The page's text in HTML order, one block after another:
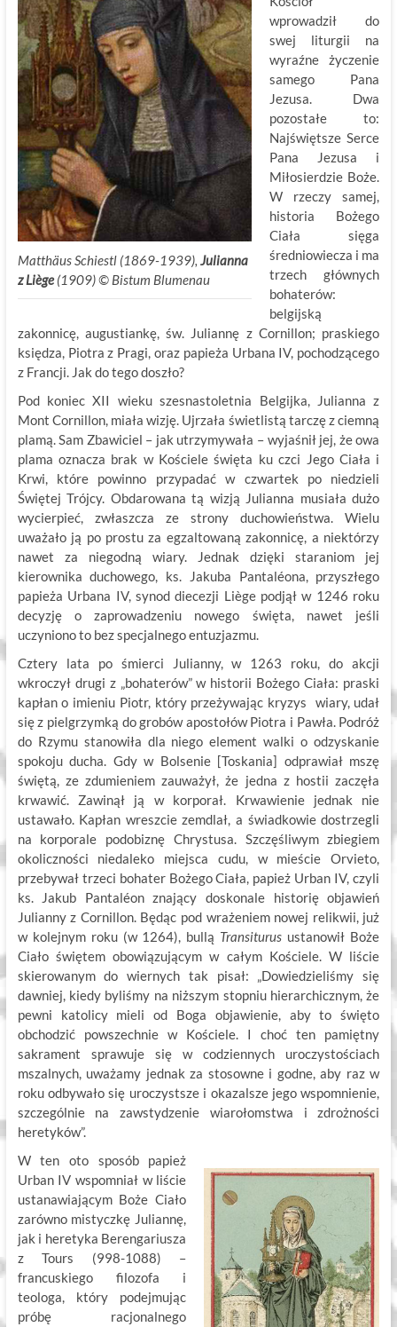
Matthäus Schiestl (1869-1939), Julianna
z Liège(1909) ©. Bistum Blumenau
wprowadził do
swej liturgii na
wyraźne życzenie
samego Pana
Jezusa. Dwa
pozostałe to:
Najświętsze Serce
Pana Jezusa i
Miłosierdzie Boże.
W rzeczy samej,
historia Bożego
Ciała sięga
średniowiecza i ma
trzech głównych
bohaterów:
belgijską
zakonnicę, augustiankę, św. Juliannę z Cornillon; praskiego
księdza, Piotra z Pragi, oraz papieża Urbana IV, pochodzącego
z Francji. Jak do tego doszło?
Pod koniec XII wieku szesnastoletnia Belgijka, Julianna z
Mont Cornillon, miała wizję. Ujrzała świetlistą tarczę z ciemną
plamą. Sam Zbawiciel – jak utrzymywała – wyjaśnił jej, że owa
plama oznacza brak w Kościele święta ku czci Jego Ciała i
Krwi, które powinno przypadać w czwartek po niedzieli
Świętej Trójcy. Obdarowana tą wizją Julianna musiała dużo
wycierpieć, zwłaszcza ze strony duchowieństwa. Wielu
uważało ją po prostu za egzaltowaną zakonnicę, a niektórzy
nawet za niegodną wiary. Jednak dzięki staraniom jej
kierownika duchowego, ks. Jakuba Pantaléona, przyszłego
papieża Urbana IV, synod diecezji Liège podjął w 1246 roku
decyzję o zaprowadzeniu nowego święta, nawet jeśli
uczyniono to bez specjalnego entuzjazmu.
Cztery lata po śmierci Julianny, w 1263 roku, do akcji
wkroczył drugi z „bohaterów” w historii Bożego Ciała: praski
kapłan o imieniu Piotr, który przeżywając kryzys wiary, udał
się z pielgrzymką do grobów apostołów Piotra i Pawła. Podróż
do Rzymu stanowiła dla niego element walki o odzyskanie
spokoju ducha. Gdy w Bolsenie [Toskania] odprawiał mszę
świętą, ze zdumieniem zauważył, że jedna z hostii zaczęła
krwawić. Zawinął ją w korporał. Krwawienie jednak nie
ustawało. Kapłan wreszcie zemdlał, a świadkowie dostrzegli
na korporale podobiznę Chrystusa. Szczęśliwym zbiegiem
okoliczności niedaleko miejsca cudu, w mieście Orvieto,
przebywał trzeci bohater Bożego Ciała, papież Urban IV, czyli
ks. Jakub Pantaléon znający doskonale historię objawień
Julianny z Cornillon. Będąc pod wrażeniem nowej relikwii, już
w kolejnym roku (w 1264), bullą Transiturus ustanowił Boże
Ciało świętem obowiązującym w całym Kościele. W liście
skierowanym do wiernych tak pisał: „Dowiedzieliśmy się
dawniej, kiedy byliśmy na niższym stopniu hierarchicznym, że
pewni katolicy mieli od Boga objawienie, aby to święto
obchodzić powszechnie w Kościele. I choć ten pamiętny
sakrament sprawuje się w codziennych uroczystościach
mszalnych, uważamy jednak za stosowne i godne, aby raz w
roku odbywało się uroczystsze i okazalsze jego wspomnienie,
szczególnie na zawstydzenie wiarołomstwa i zdrożności
heretyków”.
W ten oto sposób papież
Urban IV wspomniał w liście
ustanawiającym Boże Ciało
zarówno mistyczkę Juliannę,
jak i heretyka Berengariusza
z Tours (998-1088) –
francuskiego filozofa i
teologa, który podejmując
próbę racjonalnego